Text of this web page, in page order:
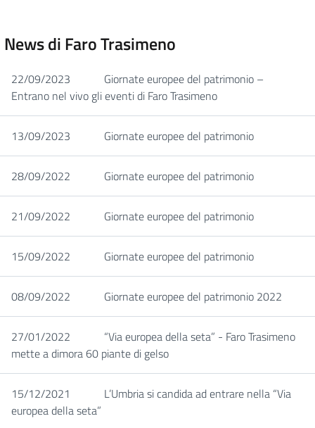
News di Faro Trasimeno
22/09/2023
Giornate europee del patrimonio –
Entrano nel vivo gli eventi di Faro Trasimeno
13/09/2023 Giornate europee del patrimonio
28/09/2022 Giornate europee del patrimonio
21/09/2022 Giornate europee del patrimonio
15/09/2022 Giornate europee del patrimonio
08/09/2022 Giornate europee del patrimonio 2022
27/01/2022
“Via europea della seta” - Faro Trasimeno
mette a dimora 60 piante di gelso
15/12/2021
L’Umbria si candida ad entrare nella “Via
europea della seta”